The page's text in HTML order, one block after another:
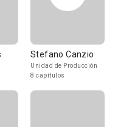
Stefano Canzio
Unidad de Producción
8 capítulos